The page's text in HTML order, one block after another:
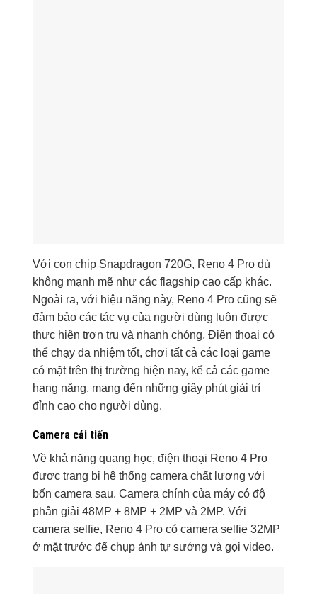
Với con chip Snapdragon 720G, Reno 4 Pro dù
không mạnh mẽ như các flagship cao cấp khác.
Ngoài ra, với hiệu năng này, Reno 4 Pro cũng sẽ
đảm bảo các tác vụ của người dùng luôn được
thực hiện trơn tru và nhanh chóng. Điện thoại có
thể chạy đa nhiệm tốt, chơi tất cả các loại game
có mặt trên thị trường hiện nay, kể cả các game
hạng nặng, mang đến những giây phút giải trí
đỉnh cao cho người dùng.
Camera cải tiến
Về khả năng quang học, điện thoại Reno 4 Pro
được trang bị hệ thống camera chất lượng với
bốn camera sau. Camera chính của máy có độ
phân giải 48MP + 8MP + 2MP và 2MP. Với
camera selfie, Reno 4 Pro có camera selfie 32MP
ở mặt trước để chụp ảnh tự sướng và gọi video.